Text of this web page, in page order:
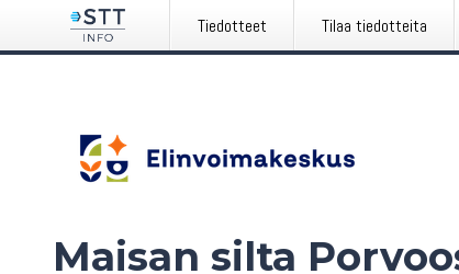
Tiedotteet Tilaa tiedotteita
Maisan silta